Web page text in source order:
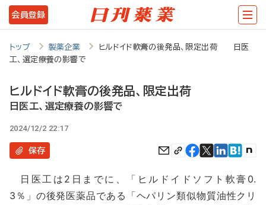
メ
イ
ツ
に
動
会員登録
トップ 製薬企業
ヒルドイド軟膏の後発品、限定出荷 日医
工、選定療養の影響で
ヒルドイド軟膏の後発品、限定出荷
日医工、選定療養の影響で
2024/12/2 22:17
保存
日医工は2日までに、「ヒルドイドソフト軟膏0.
3％」の後発医薬品である「ヘパリン類似物質油性クリ